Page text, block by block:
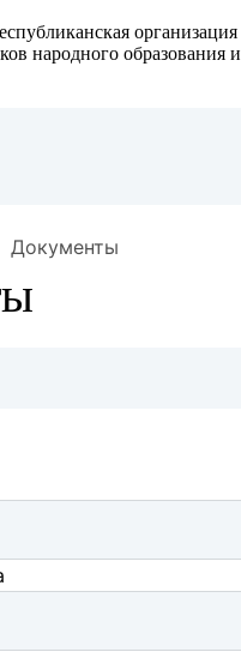
народного образования
Документы